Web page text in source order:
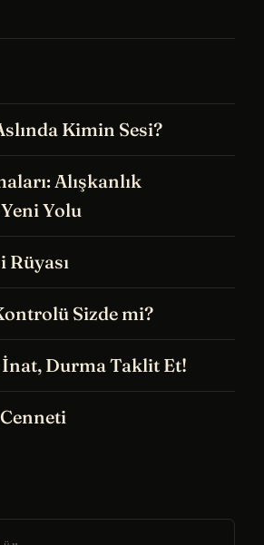
Kimin Sesi?
Alışkanlık
Yolu
Rüyası
Sizde mi?
Durma Taklit Et!